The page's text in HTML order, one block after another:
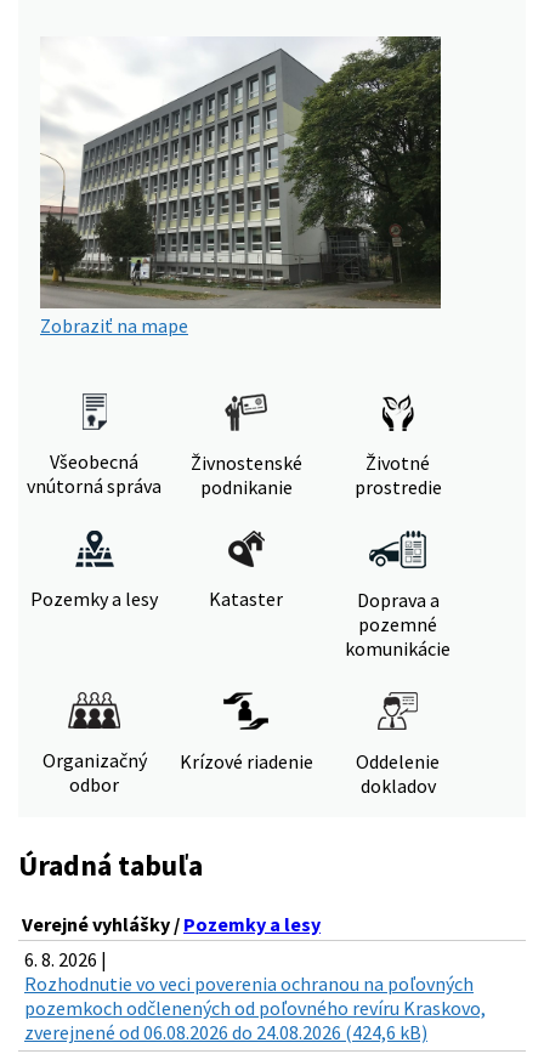
Zobraziť na mape
Všeobecná
vnútorná správa
Živnostenské
podnikanie
Životné
prostredie
Pozemky a lesy Kataster
Doprava a
pozemné
komunikácie
Organizačný
odbor
Krízové riadenie
Oddelenie
dokladov
Úradná tabuľa
Verejné vyhlášky / Pozemky a lesy
6. 8. 2026 |
Rozhodnutie vo veci poverenia ochranou na poľovných
pozemkoch odčlenených od poľovného revíru Kraskovo,
zverejnené od 06.08.2026 do 24.08.2026 (424,6 kB)